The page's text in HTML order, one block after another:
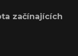
začínajících